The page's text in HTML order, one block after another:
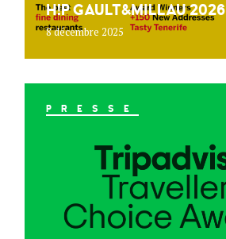
H!P GAULT&MILLAU 2026
8 décembre 2025
PRESSE